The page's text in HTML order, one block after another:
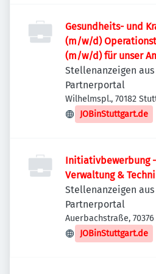
Gesundheits- und
(m/w/d) Operationstechnischer Assistent
(m/w/d) für unser
Gefäßzentrum Dr.
Stellenanzeigen
Partnerportal
Wilhelmspl., 70182
JOBinStuttgart.de
Initiativbewerbung
Verwaltung &
Stellenanzeigen
Partnerportal
Auerbachstraße,
Deutschland
JOBinStuttgart.de